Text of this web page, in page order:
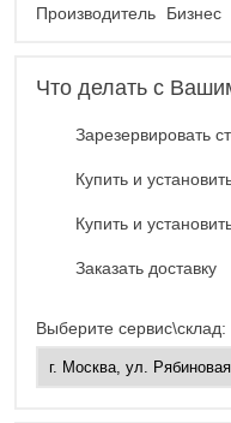
Производитель
Бизнес
Что делать с
Зарезервировать
Купить и
Купить и
Заказать доставку
Выберите сервис\склад: